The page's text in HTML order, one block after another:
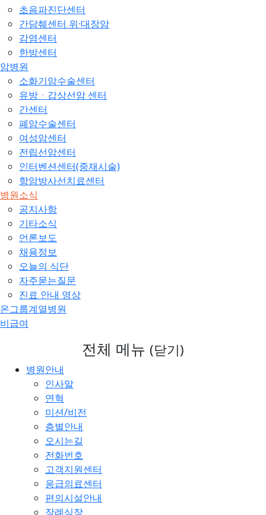
초음파진단센터
간담췌센터 위·대장암
감염센터
한방센터
암병원
소화기암수술센터
유방ㆍ갑상선암 센터
간센터
폐암수술센터
여성암센터
전립선암센터
인터벤션센터(중재시술)
항암방사선치료센터
병원소식
공지사항
기타소식
언론보도
채용정보
오늘의 식단
자주묻는질문
진료 안내 영상
온그룹계열병원
비급여
전체 메뉴 (닫기)
병원안내
인사말
연혁
미션/비전
층별안내
오시는길
전화번호
고객지원센터
응급의료센터
편의시설안내
장례식장